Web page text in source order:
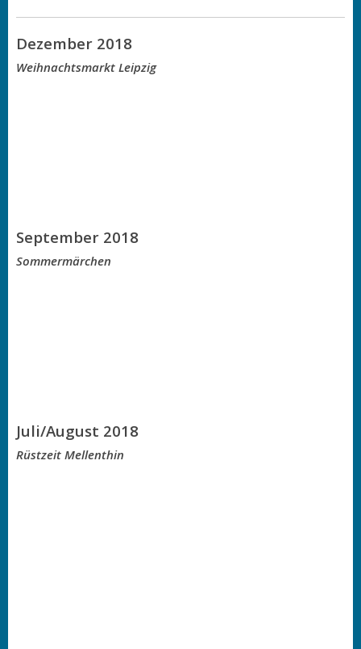
Dezember 2018
Weihnachtsmarkt Leipzig
September 2018
Sommermärchen
Juli/August 2018
Rüstzeit Mellenthin